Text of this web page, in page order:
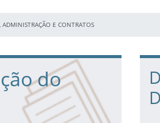
E CONTRATOS
do